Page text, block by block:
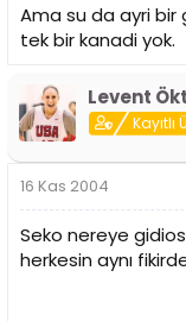
Ama su da ayri bir
tek bir kanadi yok.
Levent
Kayıtlı
16 Kas 2004
Seko nereye
herkesin aynı